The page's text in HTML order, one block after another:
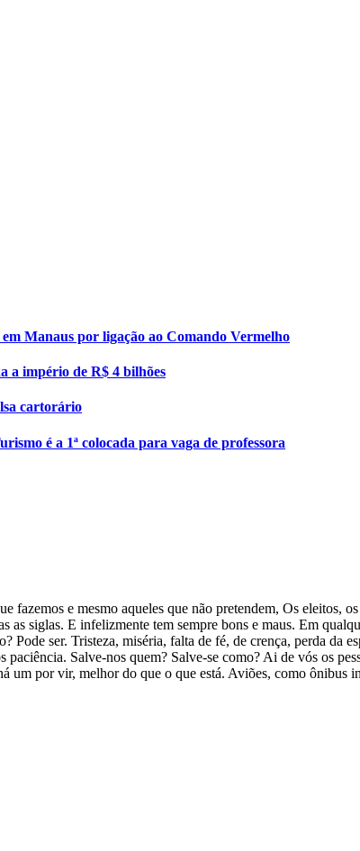
Manaus por ligação ao Comando Vermelho
a império de R$ 4 bilhões
cartorário
é a 1ª colocada para vaga de professora
fazemos e mesmo aqueles que não pretendem, Os eleitos,
as siglas. E infelizmente tem sempre bons e maus. Em
Pode ser. Tristeza, miséria, falta de fé, de crença, perda da
Salve-nos quem? Salve-se como? Ai de vós os
um por vir, melhor do que o que está. Aviões, como ônibus